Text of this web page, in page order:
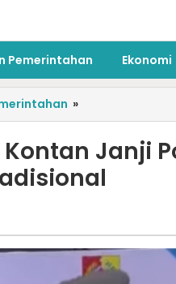
Pemerintahan Ekonomi
»
Janji